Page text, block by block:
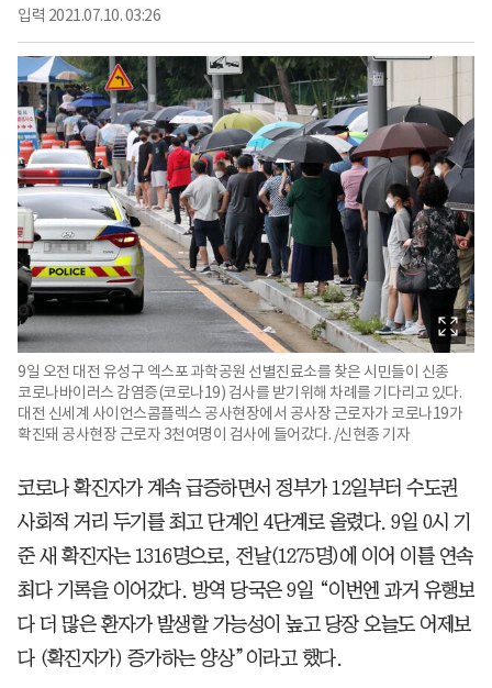
입력 2021.07.10. 03:26
9일 오전 대전 유성구 엑스포 과학공원 선별진료소를 찾은 시민들이 신종
코로나바이러스 감염증(코로나19) 검사를 받기위해 차례를 기다리고 있다.
대전 신세계 사이언스콤플렉스 공사현장에서 공사장 근로자가 코로나19가
확진돼 공사현장 근로자 3천여명이 검사에 들어갔다. /신현종 기자
코로나 확진자가 계속 급증하면서 정부가 12일부터 수도권
사회적 거리 두기를 최고 단계인 4단계로 올렸다. 9일 0시 기
준 새 확진자는 1316명으로, 전날(1275명)에 이어 이틀 연속
최다 기록을 이어갔다. 방역 당국은 9일 “이번엔 과거 유행보
다 더 많은 환자가 발생할 가능성이 높고 당장 오늘도 어제보
다 (확진자가) 증가하는 양상”이라고 했다.